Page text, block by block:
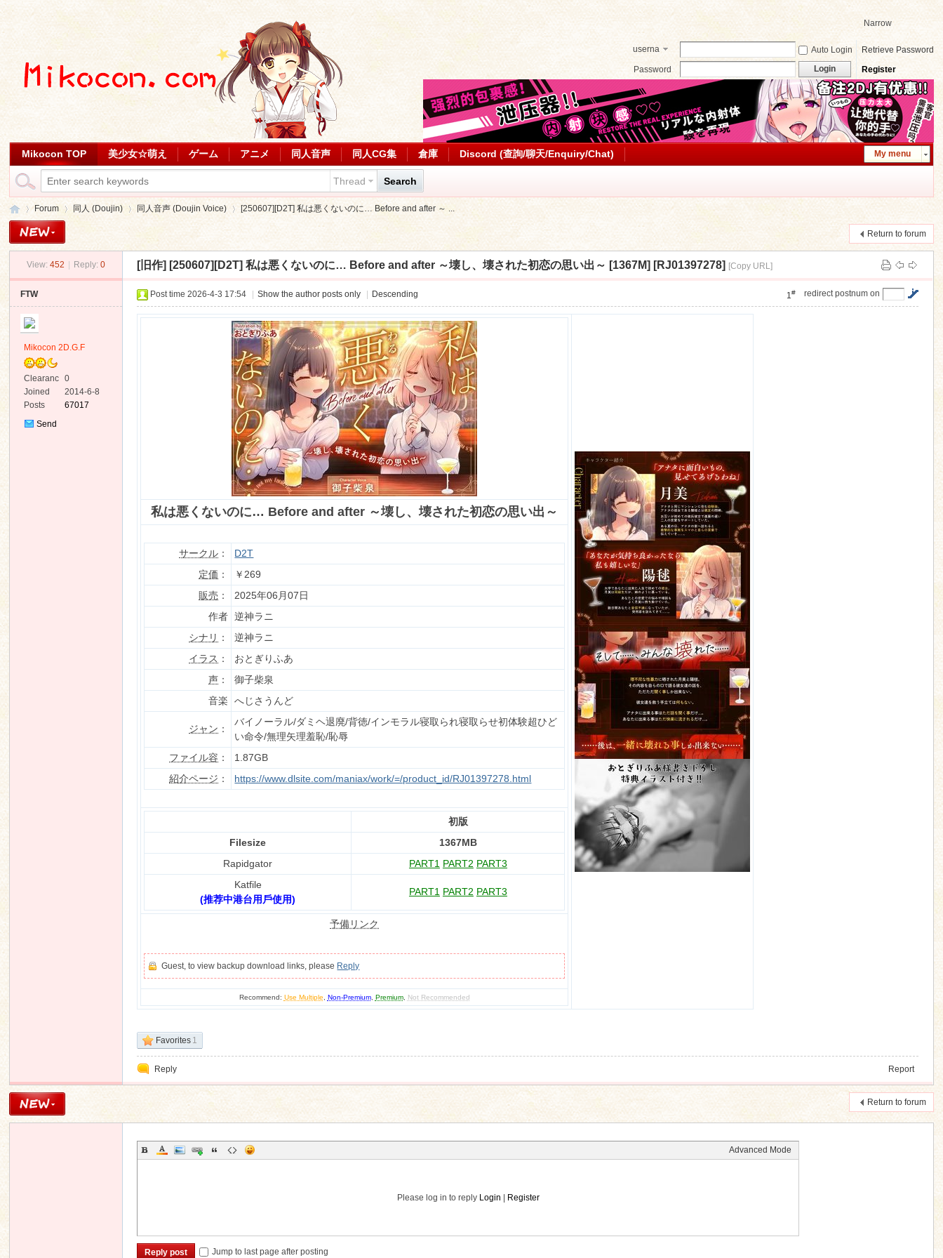
Narrow
userna
Auto Login
Retrieve Password
Password
Login Register
My menu
Mikocon TOP 美少女☆萌え ゲーム アニメ 同人音声 同人CG集 倉庫 Discord (查詢/聊天/Enquiry/Chat)
Thread Search
Forum
›
同人 (Doujin) 同人音声 (Doujin Voice)
›
[250607][D2T] 私は悪くないのに… Before and after ～ ...
Return to forum
View: 452 Reply: 0 [旧作] [250607][D2T] 私は悪くないのに… Before and after ～壊し、壊された初恋の思い出～ [1367M] [RJ01397278] [Copy URL]
FTW
Mikocon 2D.G.F
Clearanc
e
0
Joined
2014-6-8
Posts
67017
Send
redirect postnum on
1#
Post time 2026-4-3 17:54 Show the author posts only Descending
私は悪くないのに… Before and after ～壊し、壊された初恋の思い出～
サークル ：
D2T
定価 ：
￥269
販売 ：
2025年06月07日
作者 逆神ラニ
シナリ ：
逆神ラニ
イラス ：
おとぎりふあ
声 ：
御子柴泉
音楽
へじさうんど
ジャン ：
バイノーラル/ダミヘ退廃/背徳/インモラル寝取られ寝取らせ初体験超ひど
い命令/無理矢理羞恥/恥辱
ファイル容 ：
1.87GB
紹介ページ ： https://www.dlsite.com/maniax/work/=/product_id/RJ01397278.html
初版
Filesize
1367MB
Rapidgator
PART1 PART2 PART3
Katfile
(推荐中港台用戶使用)
PART1 PART2 PART3
予備リンク
Guest, to view backup download links, please Reply
Recommend: Use Multiple Non-Premium, Premium, Not Recommended
Favorites 1
Reply Report
Return to forum
Advanced Mode
Please log in to reply Login Register
Reply post Jump to last page after posting